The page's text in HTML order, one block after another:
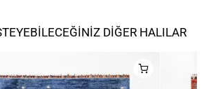
DIĞER HALILAR